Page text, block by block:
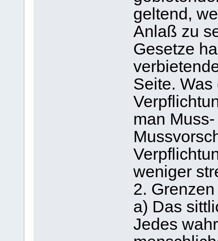
geltend,
Anlaß zu
Gesetze
Seite.
man
weniger
2. Grenzen
a) Das
Jedes